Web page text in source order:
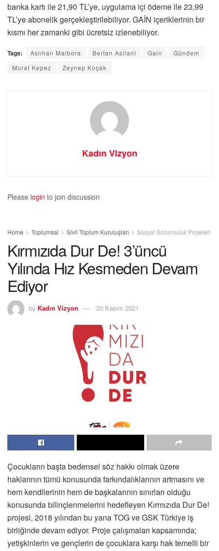
banka kartı ile 21,90 TL’ye, uygulama içi ödeme ile 23,99
TL’ye abonelik gerçekleştirilebiliyor. GAİN içeriklerinin bir
kısmı her zamanki gibi ücretsiz izlenebiliyor.
Tags: Aslıhan Malbora Bertan Asllani Gain
Gündem
Murat Kepez
Zeynep Koçak
Kadın Vizyon
Please login to join discussion
Home Toplumsal Sivil Toplum Kuruluşları Sosyal Sorumluluk Projeleri
Kırmızıda Dur De! 3’üncü
Yılında Hız Kesmeden Devam
Ediyor
by Kadın Vizyon 20 Kasım 2021
Çocukların başta bedensel söz hakkı olmak üzere
haklarının tümü konusunda farkındalıklarının artmasını ve
hem kendilerinin hem de başkalarının sınırları olduğu
konusunda bilinçlenmelerini hedefleyen Kırmızıda Dur De!
projesi, 2018 yılından bu yana TOG ve GSK Türkiye iş
birliğinde devam ediyor. Proje çalışmaları kapsamında;
yetişkinlerin ve gençlerin de çocuklara karşı hak temelli bir